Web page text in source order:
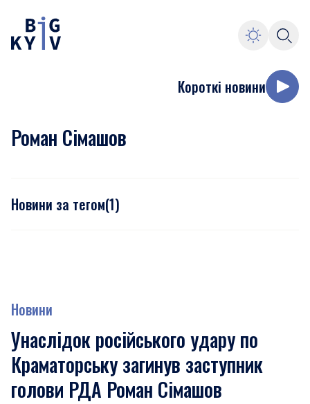
Короткі новини
Роман Сімашов
Новини за тегом(1)
Новини
Унаслідок російського удару по
Краматорську загинув заступник
голови РДА Роман Сімашов